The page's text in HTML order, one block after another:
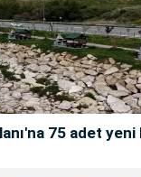
75 adet yeni